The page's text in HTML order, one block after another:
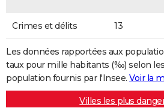
Crimes et délits 13
Les données rapportées aux
taux pour mille habitants (‰) selon
population fournis par l'Insee. Voir la
Villes les plus